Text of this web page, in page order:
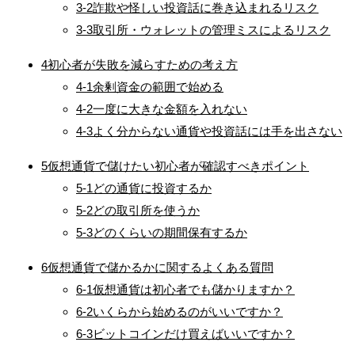
3-2詐欺や怪しい投資話に巻き込まれるリスク
3-3取引所・ウォレットの管理ミスによるリスク
4初心者が失敗を減らすための考え方
4-1余剰資金の範囲で始める
4-2一度に大きな金額を入れない
4-3よく分からない通貨や投資話には手を出さない
5仮想通貨で儲けたい初心者が確認すべきポイント
5-1どの通貨に投資するか
5-2どの取引所を使うか
5-3どのくらいの期間保有するか
6仮想通貨で儲かるかに関するよくある質問
6-1仮想通貨は初心者でも儲かりますか？
6-2いくらから始めるのがいいですか？
6-3ビットコインだけ買えばいいですか？